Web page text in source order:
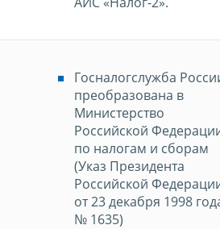
Госналогслужба
преобразована в
Министерство
Российской
по налогам и сборам
(Указ Президента
Российской
от 23 декабря 1998
№ 1635)